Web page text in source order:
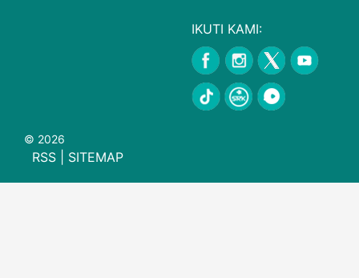
IKUTI KAMI:
© 2026
RSS SITEMAP